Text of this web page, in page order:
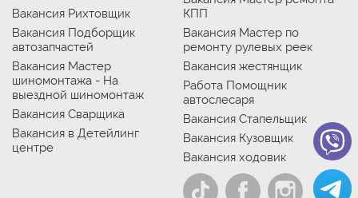
Вакансия Рихтовщик
Вакансия Подборщик
автозапчастей
Вакансия Мастер
шиномонтажа - На
выездной шиномонтаж
Вакансия Сварщика
Вакансия в Детейлинг
центре
КПП
Вакансия Мастер по
ремонту рулевых реек
Вакансия жестянщик
Работа Помощник
автослесаря
Вакансия Стапельщик
Вакансия Кузовщик
Вакансия ходовик